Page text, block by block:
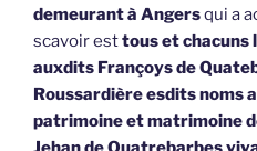
demeurant à Angersqui a
scavoir esttous et chacuns
auxdits Françoys de
Roussardière esdits noms
patrimoine et matrimoine